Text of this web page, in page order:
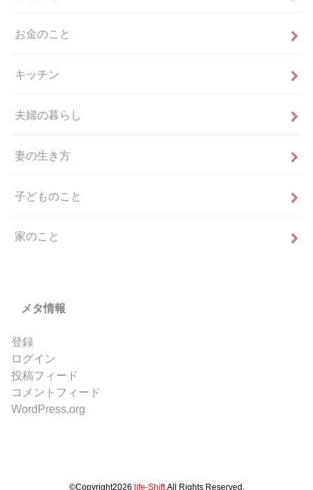
お金のこと
キッチン
夫婦の暮らし
妻の生き方
子どものこと
家のこと
メタ情報
登録
ログイン
投稿フィード
コメントフィード
WordPress.org
©Copyright2026 life-Shift.All Rights Reserved.